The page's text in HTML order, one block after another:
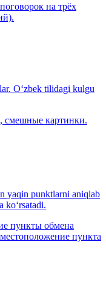
на трёх
O‘zbek tilidagi kulgu
смешные картинки.
yaqin punktlarni aniqlab
ko‘rsatadi.
пункты обмена
пункта